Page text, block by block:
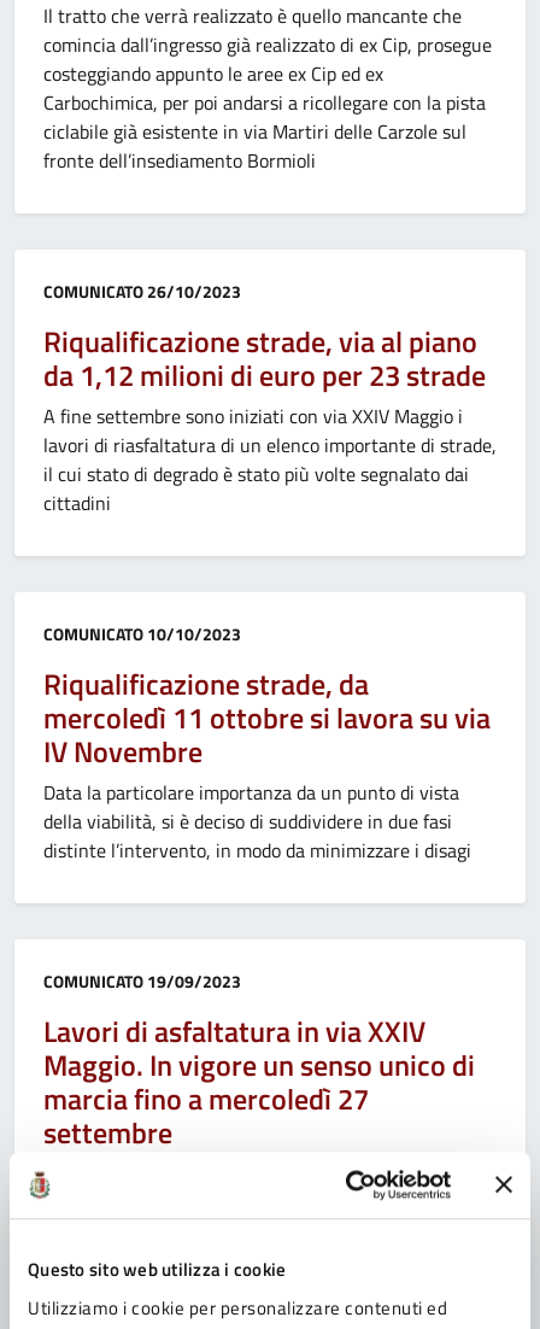
Questo sito web utilizza i cookie
Utilizziamo i cookie per personalizzare contenuti ed
Il tratto che verrà realizzato è quello mancante che
comincia dall’ingresso già realizzato di ex Cip, prosegue
costeggiando appunto le aree ex Cip ed ex
Carbochimica, per poi andarsi a ricollegare con la pista
ciclabile già esistente in via Martiri delle Carzole sul
fronte dell’insediamento Bormioli
Categoria:
COMUNICATO26/10/2023
Riqualificazione strade, via al piano
da 1,12 milioni di euro per 23 strade
A fine settembre sono iniziati con via XXIV Maggio i
lavori di riasfaltatura di un elenco importante di strade,
il cui stato di degrado è stato più volte segnalato dai
cittadini
Categoria:
COMUNICATO10/10/2023
Riqualificazione strade, da
mercoledì 11 ottobre si lavora su via
IV Novembre
Data la particolare importanza da un punto di vista
della viabilità, si è deciso di suddividere in due fasi
distinte l’intervento, in modo da minimizzare i disagi
Categoria:
COMUNICATO19/09/2023
Lavori di asfaltatura in via XXIV
Maggio. In vigore un senso unico di
marcia fino a mercoledì 27
settembre
Al fine di attenuare il disagio a fine giornata lavorativa,
dopo le ore 18, l’impresa esecutrice dei lavori
marcia sino alle ore 8,30 del giorno successivo